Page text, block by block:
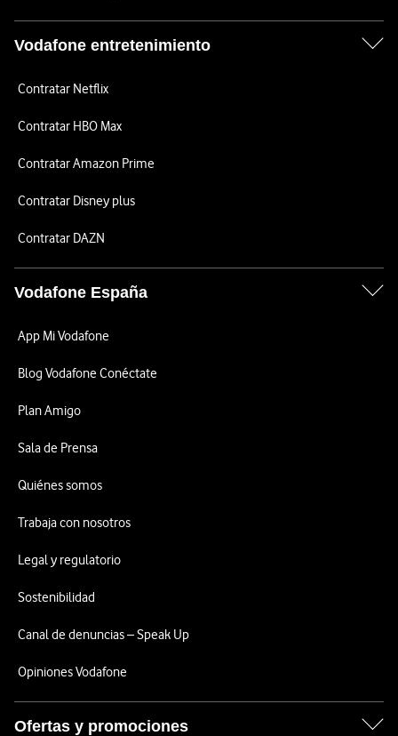
Vodafone entretenimiento
Contratar Netflix
Contratar HBO Max
Contratar Amazon Prime
Contratar Disney plus
Contratar DAZN
Vodafone España
App Mi Vodafone
Blog Vodafone Conéctate
Plan Amigo
Sala de Prensa
Quiénes somos
Trabaja con nosotros
Legal y regulatorio
Sostenibilidad
Canal de denuncias – Speak Up
Opiniones Vodafone
Ofertas y promociones